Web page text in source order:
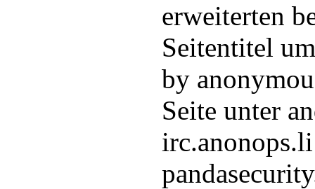
erweiterten
Seitentitel
by
Seite unter